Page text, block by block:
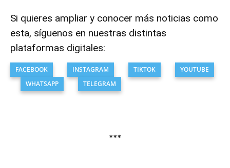
Si quieres ampliar y conocer más noticias como
esta, síguenos en nuestras distintas
plataformas digitales:
FACEBOOK INSTAGRAM TIKTOK
YOUTUBE
WHATSAPP
TELEGRAM
***